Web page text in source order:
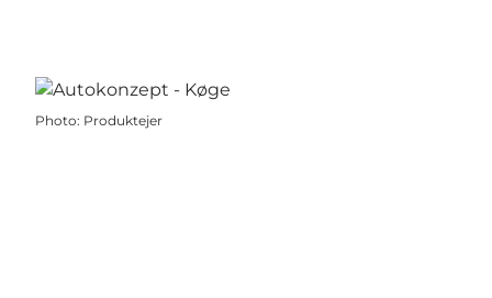
Photo: Produktejer